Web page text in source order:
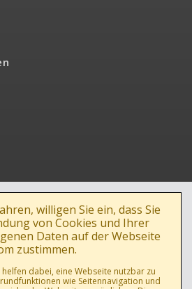
willigen Sie ein, dass Sie
von Cookies und Ihrer
Daten auf der Webseite
zustimmen.
dabei, eine Webseite nutzbar zu
wie Seitennavigation und